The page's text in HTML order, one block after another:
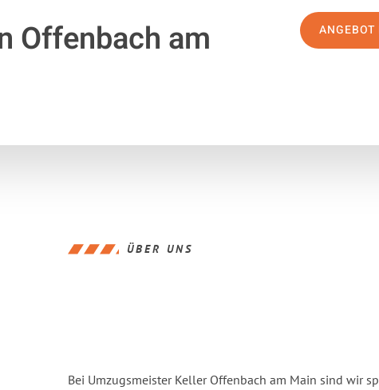
Offenbach am ANGEBOT
ÜBER UNS
Bei Umzugsmeister Keller Offenbach am Main sind wir